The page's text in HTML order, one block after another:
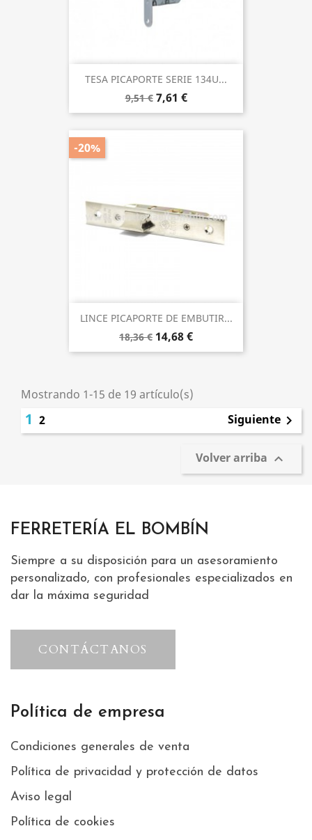
TESA PICAPORTE SERIE 134U...
9,51 € 7,61 €
LINCE PICAPORTE DE EMBUTIR...
18,36 € 14,68 €
-20%
Mostrando 1-15 de 19 artículo(s)
1 2 Siguiente 
Volver arriba 
FERRETERÍA EL BOMBÍN
Siempre a su disposición para un asesoramiento
personalizado, con profesionales especializados en
dar la máxima seguridad
CONTÁCTANOS
Política de empresa
Condiciones generales de venta
Política de privacidad y protección de datos
Aviso legal
Política de cookies